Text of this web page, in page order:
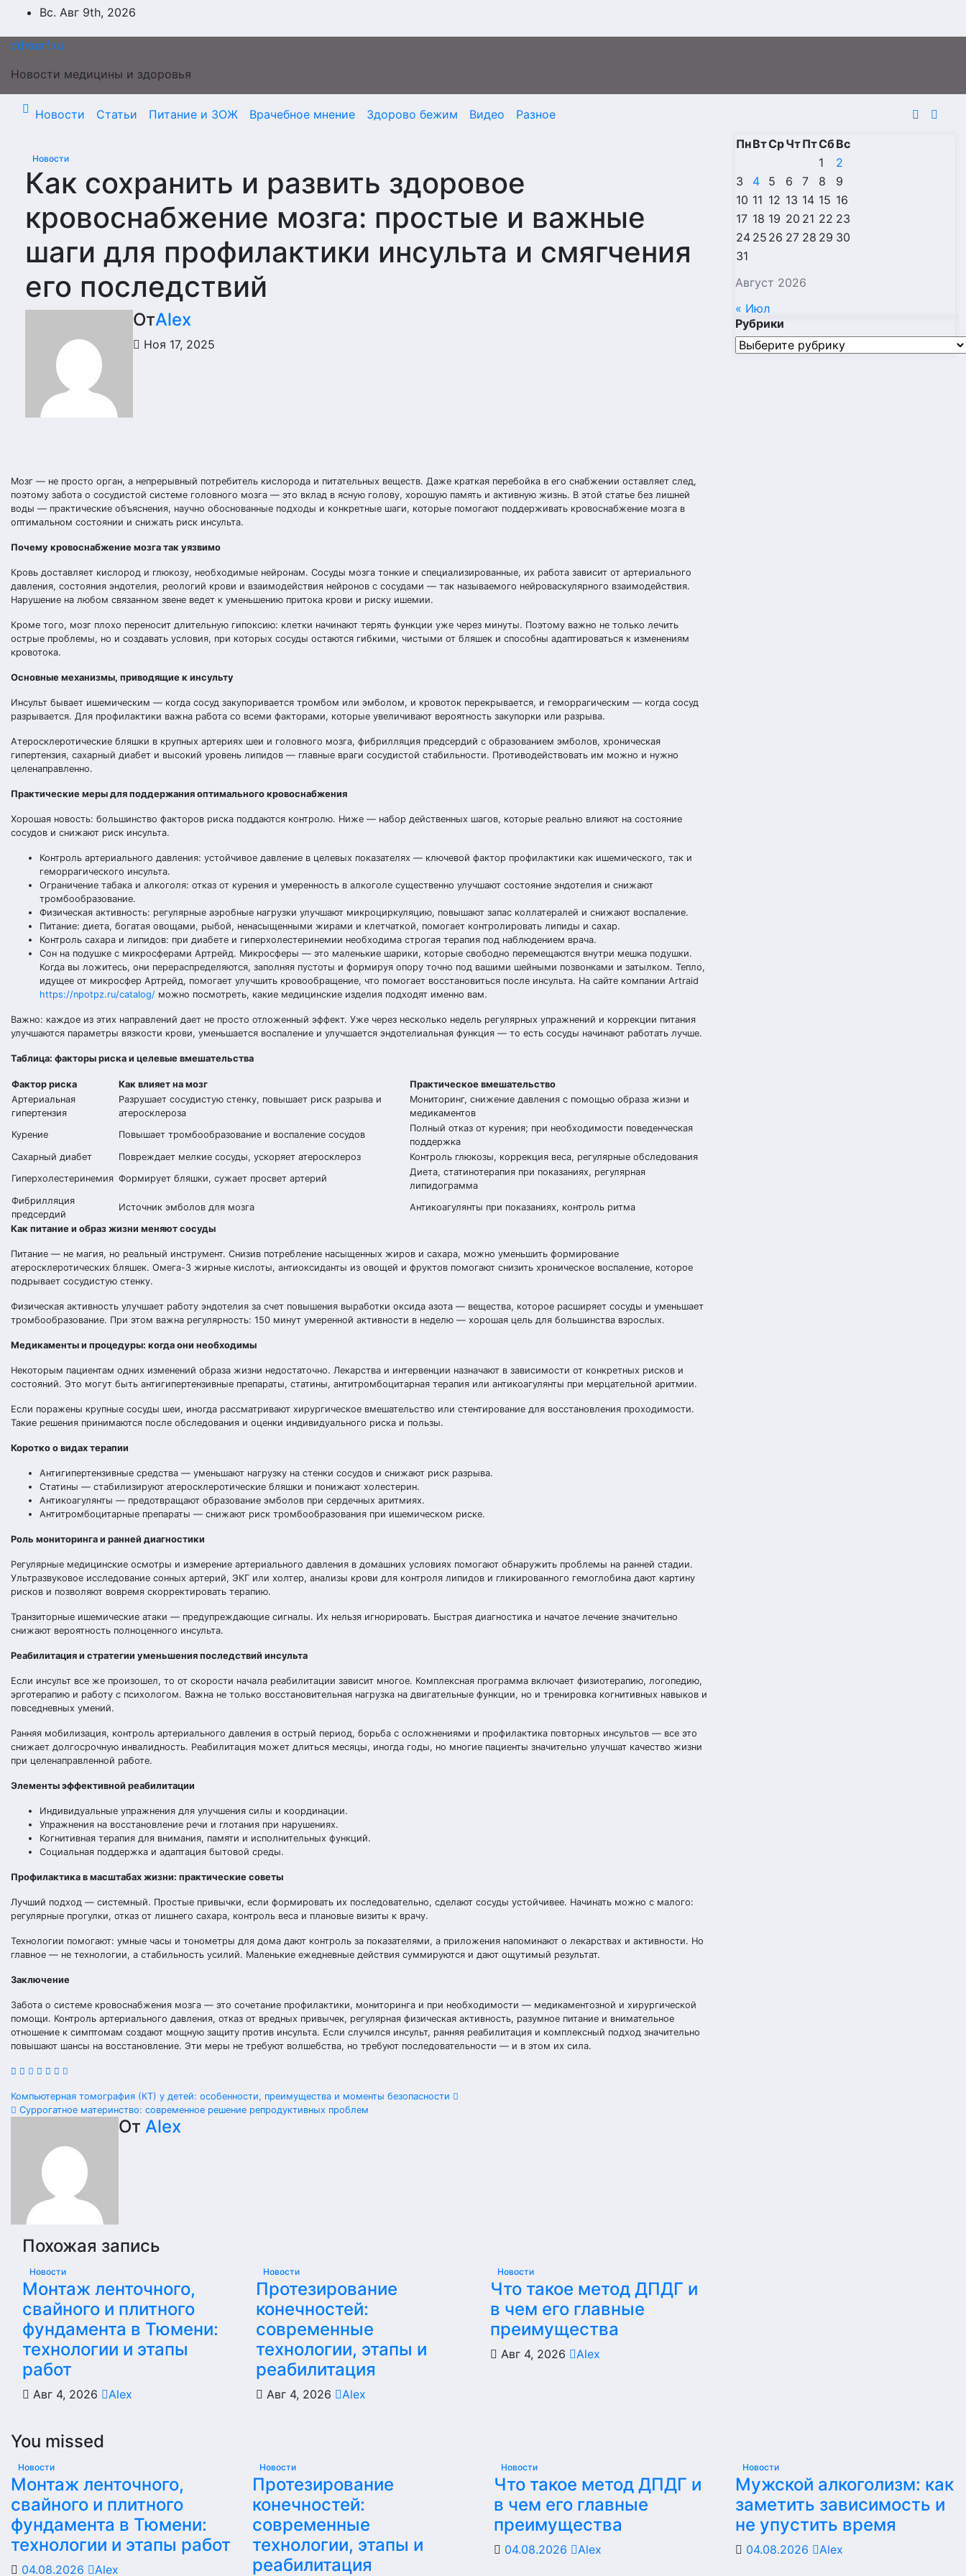
Перейти
содержимому
Вс. Авг 9th, 2026
cdmarf.ru
Новости медицины и здоровья
Новости Статьи Питание и ЗОЖ Врачебное мнение Здорово бежим Видео Разное
Новости
Как сохранить и развить здоровое
кровоснабжение мозга: простые и важные
шаги для профилактики инсульта и смягчения
его последствий
ОтAlex
Ноя 17, 2025
Мозг — не просто орган, а непрерывный потребитель кислорода и питательных веществ. Даже краткая перебойка в его снабжении оставляет след,
поэтому забота о сосудистой системе головного мозга — это вклад в ясную голову, хорошую память и активную жизнь. В этой статье без лишней
воды — практические объяснения, научно обоснованные подходы и конкретные шаги, которые помогают поддерживать кровоснабжение мозга в
оптимальном состоянии и снижать риск инсульта.
Почему кровоснабжение мозга так уязвимо
Кровь доставляет кислород и глюкозу, необходимые нейронам. Сосуды мозга тонкие и специализированные, их работа зависит от артериального
давления, состояния эндотелия, реологий крови и взаимодействия нейронов с сосудами — так называемого нейроваскулярного взаимодействия.
Нарушение на любом связанном звене ведет к уменьшению притока крови и риску ишемии.
Кроме того, мозг плохо переносит длительную гипоксию: клетки начинают терять функции уже через минуты. Поэтому важно не только лечить
острые проблемы, но и создавать условия, при которых сосуды остаются гибкими, чистыми от бляшек и способны адаптироваться к изменениям
кровотока.
Основные механизмы, приводящие к инсульту
Инсульт бывает ишемическим — когда сосуд закупоривается тромбом или эмболом, и кровоток перекрывается, и геморрагическим — когда сосуд
разрывается. Для профилактики важна работа со всеми факторами, которые увеличивают вероятность закупорки или разрыва.
Атеросклеротические бляшки в крупных артериях шеи и головного мозга, фибрилляция предсердий с образованием эмболов, хроническая
гипертензия, сахарный диабет и высокий уровень липидов — главные враги сосудистой стабильности. Противодействовать им можно и нужно
целенаправленно.
Практические меры для поддержания оптимального кровоснабжения
Хорошая новость: большинство факторов риска поддаются контролю. Ниже — набор действенных шагов, которые реально влияют на состояние
сосудов и снижают риск инсульта.
Контроль артериального давления: устойчивое давление в целевых показателях — ключевой фактор профилактики как ишемического, так и
геморрагического инсульта.
Ограничение табака и алкоголя: отказ от курения и умеренность в алкоголе существенно улучшают состояние эндотелия и снижают
тромбообразование.
Физическая активность: регулярные аэробные нагрузки улучшают микроциркуляцию, повышают запас коллатералей и снижают воспаление.
Питание: диета, богатая овощами, рыбой, ненасыщенными жирами и клетчаткой, помогает контролировать липиды и сахар.
Контроль сахара и липидов: при диабете и гиперхолестеринемии необходима строгая терапия под наблюдением врача.
Сон на подушке с микросферами Артрейд. Микросферы — это маленькие шарики, которые свободно перемещаются внутри мешка подушки.
Когда вы ложитесь, они перераспределяются, заполняя пустоты и формируя опору точно под вашими шейными позвонками и затылком. Тепло,
идущее от микросфер Артрейд, помогает улучшить кровообращение, что помогает восстановиться после инсульта. На сайте компании Artraid
https://npotpz.ru/catalog/ можно посмотреть, какие медицинские изделия подходят именно вам.
Важно: каждое из этих направлений дает не просто отложенный эффект. Уже через несколько недель регулярных упражнений и коррекции питания
улучшаются параметры вязкости крови, уменьшается воспаление и улучшается эндотелиальная функция — то есть сосуды начинают работать лучше.
Таблица: факторы риска и целевые вмешательства
Фактор риска Как влияет на мозг
Практическое вмешательство
Артериальная
гипертензия
Разрушает сосудистую стенку, повышает риск разрыва и
атеросклероза
Мониторинг, снижение давления с помощью образа жизни и
медикаментов
Курение
Повышает тромбообразование и воспаление сосудов
Полный отказ от курения; при необходимости поведенческая
поддержка
Сахарный диабет
Повреждает мелкие сосуды, ускоряет атеросклероз
Контроль глюкозы, коррекция веса, регулярные обследования
Гиперхолестеринемия Формирует бляшки, сужает просвет артерий
Диета, статинотерапия при показаниях, регулярная
липидограмма
Фибрилляция
предсердий
Источник эмболов для мозга
Антикоагулянты при показаниях, контроль ритма
Как питание и образ жизни меняют сосуды
Питание — не магия, но реальный инструмент. Снизив потребление насыщенных жиров и сахара, можно уменьшить формирование
атеросклеротических бляшек. Омега-3 жирные кислоты, антиоксиданты из овощей и фруктов помогают снизить хроническое воспаление, которое
подрывает сосудистую стенку.
Физическая активность улучшает работу эндотелия за счет повышения выработки оксида азота — вещества, которое расширяет сосуды и уменьшает
тромбообразование. При этом важна регулярность: 150 минут умеренной активности в неделю — хорошая цель для большинства взрослых.
Медикаменты и процедуры: когда они необходимы
Некоторым пациентам одних изменений образа жизни недостаточно. Лекарства и интервенции назначают в зависимости от конкретных рисков и
состояний. Это могут быть антигипертензивные препараты, статины, антитромбоцитарная терапия или антикоагулянты при мерцательной аритмии.
Если поражены крупные сосуды шеи, иногда рассматривают хирургическое вмешательство или стентирование для восстановления проходимости.
Такие решения принимаются после обследования и оценки индивидуального риска и пользы.
Коротко о видах терапии
Антигипертензивные средства — уменьшают нагрузку на стенки сосудов и снижают риск разрыва.
Статины — стабилизируют атеросклеротические бляшки и понижают холестерин.
Антикоагулянты — предотвращают образование эмболов при сердечных аритмиях.
Антитромбоцитарные препараты — снижают риск тромбообразования при ишемическом риске.
Роль мониторинга и ранней диагностики
Регулярные медицинские осмотры и измерение артериального давления в домашних условиях помогают обнаружить проблемы на ранней стадии.
Ультразвуковое исследование сонных артерий, ЭКГ или холтер, анализы крови для контроля липидов и гликированного гемоглобина дают картину
рисков и позволяют вовремя скорректировать терапию.
Транзиторные ишемические атаки — предупреждающие сигналы. Их нельзя игнорировать. Быстрая диагностика и начатое лечение значительно
снижают вероятность полноценного инсульта.
Реабилитация и стратегии уменьшения последствий инсульта
Если инсульт все же произошел, то от скорости начала реабилитации зависит многое. Комплексная программа включает физиотерапию, логопедию,
эрготерапию и работу с психологом. Важна не только восстановительная нагрузка на двигательные функции, но и тренировка когнитивных навыков и
повседневных умений.
Ранняя мобилизация, контроль артериального давления в острый период, борьба с осложнениями и профилактика повторных инсультов — все это
снижает долгосрочную инвалидность. Реабилитация может длиться месяцы, иногда годы, но многие пациенты значительно улучшат качество жизни
при целенаправленной работе.
Элементы эффективной реабилитации
Индивидуальные упражнения для улучшения силы и координации.
Упражнения на восстановление речи и глотания при нарушениях.
Когнитивная терапия для внимания, памяти и исполнительных функций.
Социальная поддержка и адаптация бытовой среды.
Профилактика в масштабах жизни: практические советы
Лучший подход — системный. Простые привычки, если формировать их последовательно, сделают сосуды устойчивее. Начинать можно с малого:
регулярные прогулки, отказ от лишнего сахара, контроль веса и плановые визиты к врачу.
Технологии помогают: умные часы и тонометры для дома дают контроль за показателями, а приложения напоминают о лекарствах и активности. Но
главное — не технологии, а стабильность усилий. Маленькие ежедневные действия суммируются и дают ощутимый результат.
Заключение
Забота о системе кровоснабжения мозга — это сочетание профилактики, мониторинга и при необходимости — медикаментозной и хирургической
помощи. Контроль артериального давления, отказ от вредных привычек, регулярная физическая активность, разумное питание и внимательное
отношение к симптомам создают мощную защиту против инсульта. Если случился инсульт, ранняя реабилитация и комплексный подход значительно
повышают шансы на восстановление. Эти меры не требуют волшебства, но требуют последовательности — и в этом их сила.
Навигация
записям
Компьютерная томография (КТ) у детей: особенности, преимущества и моменты безопасности
Суррогатное материнство: современное решение репродуктивных проблем
От Alex
Похожая запись
Новости
Монтаж ленточного,
свайного и плитного
фундамента в Тюмени:
технологии и этапы
работ
Авг 4, 2026 Alex
Новости
Протезирование
конечностей:
современные
технологии, этапы и
реабилитация
Авг 4, 2026 Alex
Новости
Что такое метод ДПДГ и
в чем его главные
преимущества
Авг 4, 2026 Alex
Август 2026
ПнВтСрЧтПтСбВс
1
2
3
4 5 6 7 8
9
10 11 12 13 14 15 16
17 18 19 20 21 22 23
24 25 26 27 28 29 30
31
« Июл
Рубрики
Рубрики
You missed
Новости
Монтаж ленточного,
свайного и плитного
фундамента в Тюмени:
технологии и этапы работ
04.08.2026 Alex
Новости
Протезирование
конечностей:
современные
технологии, этапы и
реабилитация
Новости
Что такое метод ДПДГ и
в чем его главные
преимущества
04.08.2026 Alex
Новости
Мужской алкоголизм: как
заметить зависимость и
не упустить время
04.08.2026 Alex